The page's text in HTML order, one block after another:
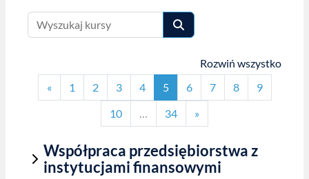
Wyszukaj kursy
Wyszukaj kursy
Rozwiń wszystko
«Poprzednia strona
1 Strona 1
2Strona 2
3Strona 3
4Strona 4
5Strona 5
6Strona 6
7Strona 7
8Strona 8
9Strona 9
10Strona 1034Strona 34
»Następna strona
Współpraca przedsiębiorstwa z
instytucjami finansowymi